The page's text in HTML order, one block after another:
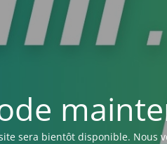
sera bientôt disponible. Nous